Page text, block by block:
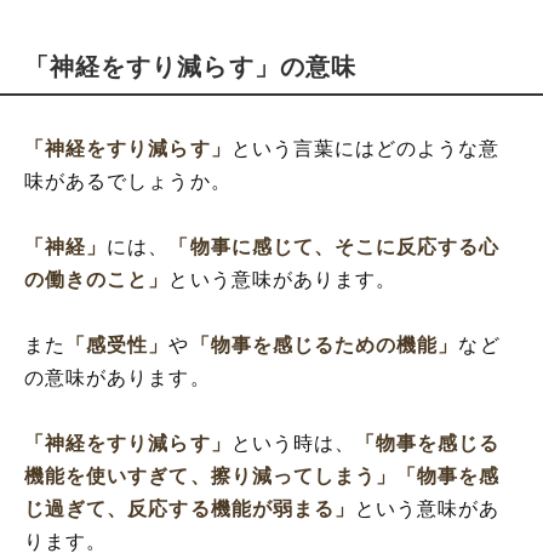
「神経をすり減らす」の意味
「神経をすり減らす」
という言葉にはどのような意
味があるでしょうか。
「神経」 には、
「物事に感じて、そこに反応する心
の働きのこと」 という意味があります。
また 「感受性」や 「物事を感じるための機能」 など
の意味があります。
「神経をすり減らす」 という時は、
「物事を感じる
機能を使いすぎて、擦り減ってしまう」
「物事を感
じ過ぎて、反応する機能が弱まる」
という意味があ
ります。